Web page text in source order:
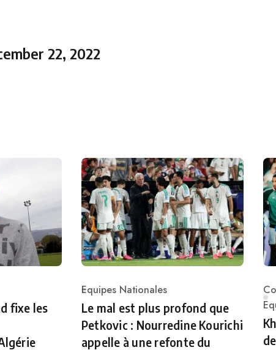
22, 2022
fixe les
Category
Equipes Nationales
Le mal est plus profond que
Petkovic : Nourredine Kourichi
appelle à une refonte du